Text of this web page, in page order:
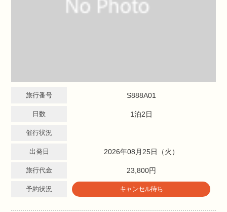
旅行番号 S888A01
日数 1泊2日
催行状況
出発日 2026年08月25日（火）
旅行代金 23,800円
予約状況 キャンセル待ち